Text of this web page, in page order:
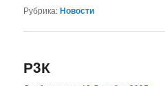
Рубрика:Новости
Р3К